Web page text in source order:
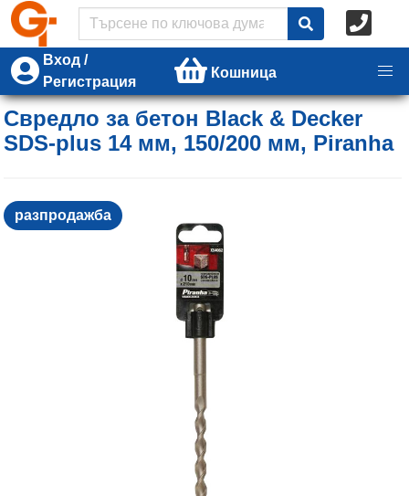
Вход /
Регистрация
Кошница
Свредло за бетон Black & Decker
SDS-plus 14 мм, 150/200 мм, Piranha
разпродажба